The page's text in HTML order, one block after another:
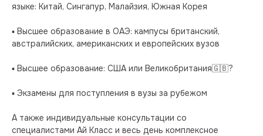
языке: Китай, Сингапур, Малайзия, Южная Корея
▪️ Высшее образование в ОАЭ: кампусы британский,
австралийских, американских и европейских вузов
▪️ Высшее образование: США или Великобритания🇬🇧?
▪️ Экзамены для поступления в вузы за рубежом
А также индивидуальные консультации со
специалистами Ай Класс и весь день комплексное